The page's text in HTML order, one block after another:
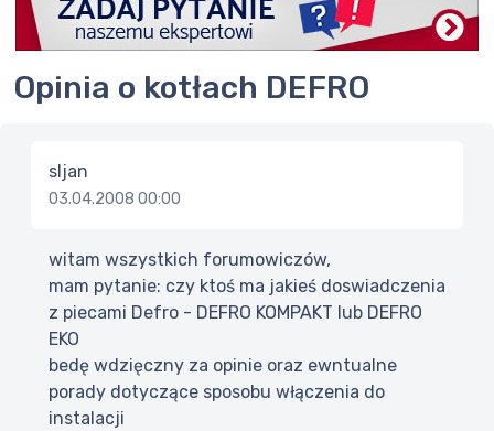
opinia o kotłach DEFRO
sljan
03.04.2008 00:00
witam wszystkich forumowiczów,
mam pytanie: czy ktoś ma jakieś doswiadczenia
z piecami Defro - DEFRO KOMPAKT lub DEFRO
EKO
bedę wdzięczny za opinie oraz ewntualne
porady dotyczące sposobu włączenia do
instalacji